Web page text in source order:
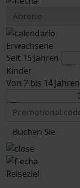
Erwachsene
Seit 15 Jahren
Kinder
Von 2 bis 14 Jahren
Buchen Sie
Reiseziel